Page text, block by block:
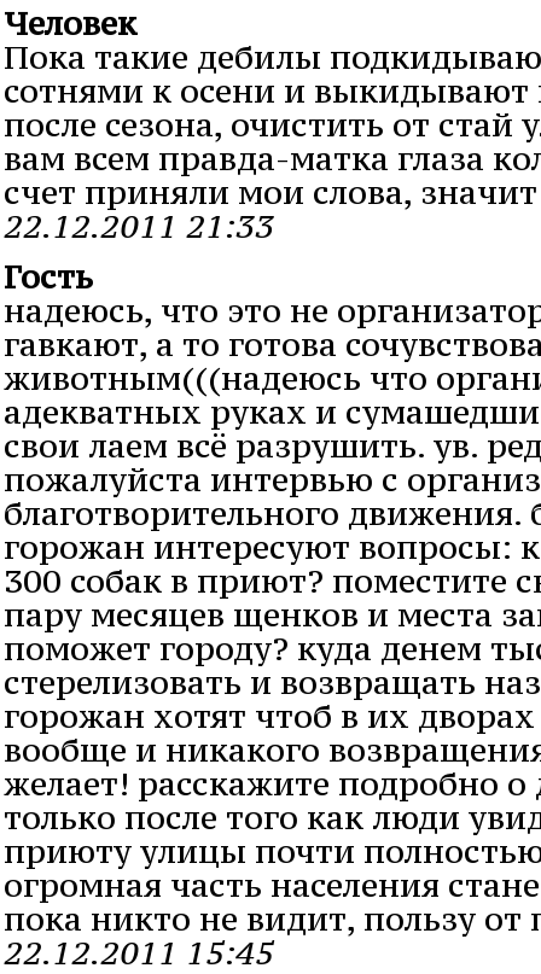
Человек
Пока такие дебилы
сотнями к осени и выкидывают
после сезона, очистить от
вам всем правда-матка глаза
счет приняли мои слова,
22.12.2011 21:33
Гость
надеюсь, что это не
гавкают, а то готова
животным(((надеюсь что
адекватных руках и
свои лаем всё разрушить. ув.
пожалуйста интервью с
благотворительного
горожан интересуют вопросы:
300 собак в приют? поместите
пару месяцев щенков и места
поможет городу? куда денем
стерелизовать и возвращать
горожан хотят чтоб в их
вообще и никакого
желает! расскажите подробно
только после того как люди
приюту улицы почти полностью
огромная часть населения
пока никто не видит, пользу
22.12.2011 15:45